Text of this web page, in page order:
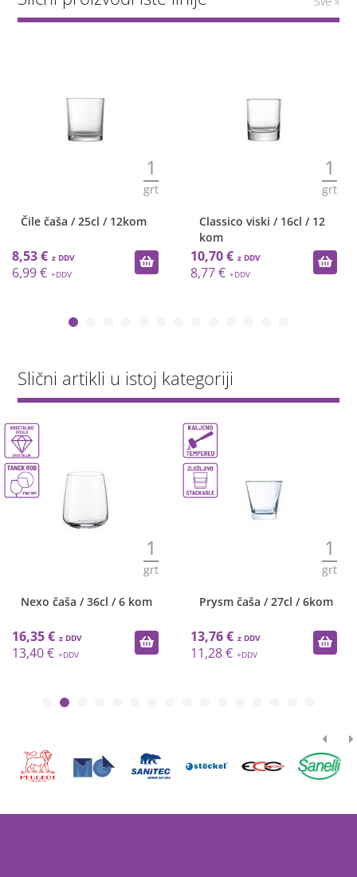
1
grt
Čile čaša / 25cl / 12kom
8,53 €
6,99 €
1
grt
Classico viski / 16cl / 12
kom
10,70 €
8,77 €
Slični artikli u istoj kategoriji
1
grt
Nexo čaša / 36cl / 6 kom
16,35 €
13,40 €
1
grt
Prysm čaša / 27cl / 6kom
13,76 €
11,28 €